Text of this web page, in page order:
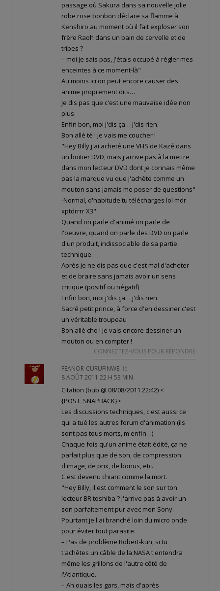
passage où Sakura dans sa nouvelle jolie
robe rose bonbon déclare sa flamme à
Kenshiro au moment où il fait exploser son
frère Raoh dans un bain de cervelle et de
tripes ?
– moi je sais pas, j'étais occupé à régler mes
enceintes à ce moment-là"
Au moins ici on peut encore causer des
anime proprement dits…
Je dis pas que c'est une mauvaise idée non
plus.
Enfin bon, moi j'dis ça… j'dis rien.
Bon allé té ! je vais me coucher !
"Hey Billy j'ai acheté une VHS de Kazé dans
un boitier DVD, mais j'arrive pas à la mettre
dans mon lecteur DVD dont je connais même
pas la marque vu que j'achète comme un
mouton sans jamais me poser de questions"
-Normal, d'habitude tu télécharges lol mdr
xptdrrrr X3"
Quand on parle d'animé on parle de
l'oeuvre, quand on parle des DVD on parle
d'un produit, indissociable de sa partie
technique.
Après je ne dis pas que c'est mal d'acheter
et de braire sans jamais avoir un sens
critique (positif ou négatif)
Enfin bon, moi j'dis ça… j'dis rien
Sacré petit prince, à force d'en dessiner c'est
un véritable troupeau
Bon allé cho ! je vais encore dessiner un
mouton ou en compter !
CONNECTEZ-VOUS POUR RÉPONDRE
FEANOR-CURUFINWE le
8 AOÛT 2011 22 H 53 MIN
Citation (bub @ 08/08/2011 22:42) <
{POST_SNAPBACK}>
Les discussions techniques, c'est aussi ce
qui a tué les autres forum d'animation (ils
sont pas tous morts, m'enfin…).
Chaque fois qu'un anime était édité, ça ne
parlait plus que de son, de compression
d'image, de prix, de bonus, etc.
C'est devenu chiant comme la mort.
"Hey Billy, il est comment le son sur ton
lecteur BR toshiba ? j'arrive pas à avoir un
son parfaitement pur avec mon Sony.
Pourtant je l'ai branché loin du micro onde
pour éviter tout parasite.
– Pas de problème Robert-kun, si tu
t'achètes un câble de la NASA t'entendra
même les grillons de l'autre côté de
l'Atlantique.
– Ah ouais les gars, mais d'après